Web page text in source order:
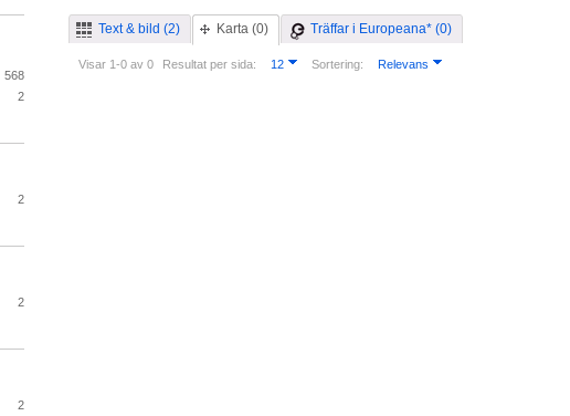
Text & bild (2) Karta (0) Träffar i Europeana* (0)
Visar 1-0 av 0 Resultat per sida: 12 Sortering: Relevans
568
2
2
2
2